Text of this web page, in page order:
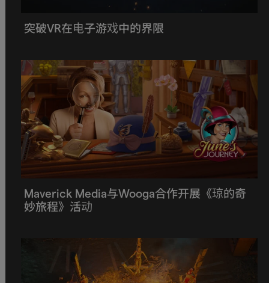
突破VR在电子游戏中的界限
Maverick Media与Wooga合作开展《琼的奇
妙旅程》活动